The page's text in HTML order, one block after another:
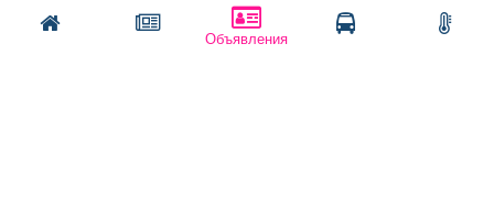
Объявления
Написать Позвонить
+16 © 2006-2026 ООО "Частник-М"